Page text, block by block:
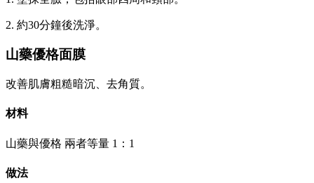
2. 約30分鐘後洗淨。
山藥優格面膜
改善肌膚粗糙暗沉、去角質。
材料
山藥與優格 兩者等量 1：1
做法